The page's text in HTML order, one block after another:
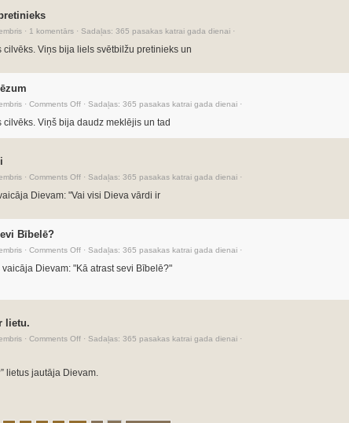
· 1 komentārs · Sadaļas: 365 pasakas katrai gada dienai ·
cilvēks. Viņs bija liels svētbilžu pretinieks un
· Comments Off · Sadaļas: 365 pasakas katrai gada dienai ·
cilvēks. Viņš bija daudz meklējis un tad
· Comments Off · Sadaļas: 365 pasakas katrai gada dienai ·
Dievam: "Vai visi Dieva vārdi ir
Bībelē?
· Comments Off · Sadaļas: 365 pasakas katrai gada dienai ·
Dievam: "Kā atrast sevi Bībelē?"
lietu.
· Comments Off · Sadaļas: 365 pasakas katrai gada dienai ·
lietus jautāja Dievam.